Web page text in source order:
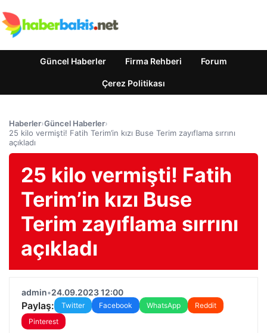
Güncel Haberler Firma Rehberi Forum
Çerez Politikası
Haberler›Güncel Haberler›
25 kilo vermişti! Fatih Terim’in kızı Buse Terim zayıflama sırrını
açıkladı
25 kilo vermişti! Fatih
Terim’in kızı Buse
Terim zayıflama sırrını
açıkladı
admin•24.09.2023 12:00
Paylaş: Twitter Facebook WhatsApp
Reddit
Pinterest